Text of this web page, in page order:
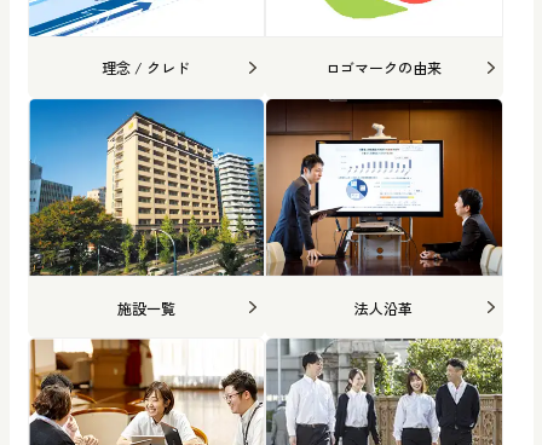
理念 / クレド ロゴマークの由来
施設一覧 法人沿革